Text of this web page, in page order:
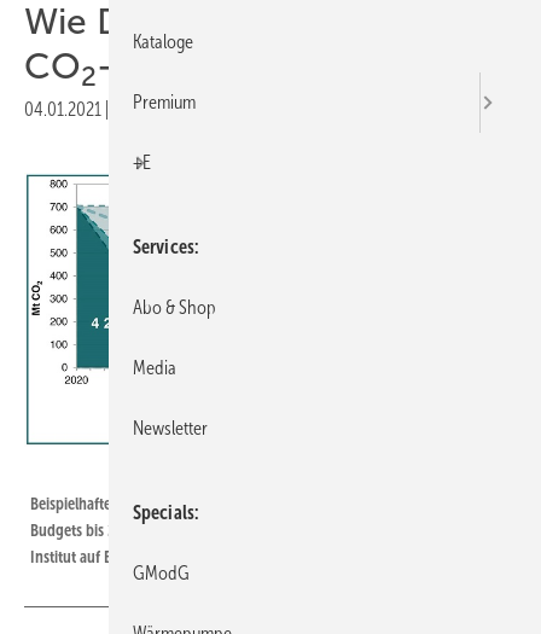
Wie Deutschland bis 2035
CO2-neutral werden kann
04.01.2021 Druckvorschau
Beispielhafter CO 2 -Emissionspfad zur Einhaltung des deutschen 1,5-°C-
Budgets bis 2035, inklusive des Zielpfads der Bundesregierung. Wuppertal
Institut auf Basis des Sachverständigenrats für Umweltfragen (SRU), 2020.
Kataloge
Premium
+E
Services
Abo & Shop
Media
Newsletter
Specials
GModG